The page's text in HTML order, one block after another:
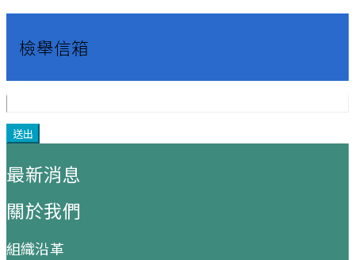
檢舉信箱
最新消息
關於我們
組織沿革